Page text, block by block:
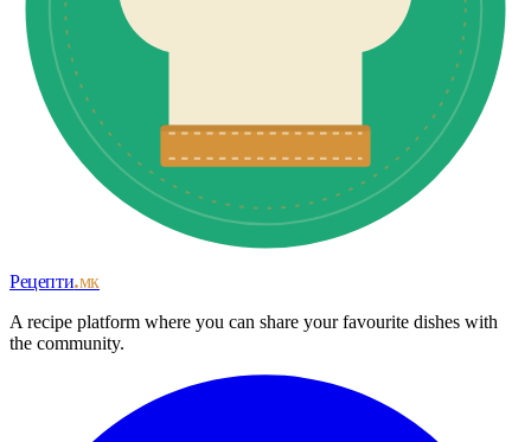
Рецепти.мк
A recipe platform where you can share your favourite dishes with
the community.